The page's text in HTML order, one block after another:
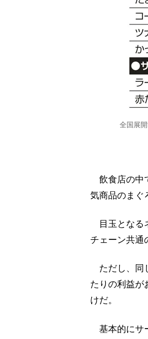
全国展
飲食店の中
気商品のまぐ
目玉となる
チェーン共通
ただし、同
たりの利益が
けだ。
基本的にサ